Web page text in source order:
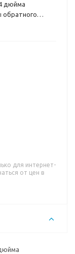
дюйма
обратного
для интернет-
от цен в